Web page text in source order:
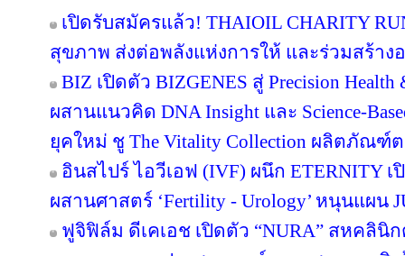
เปิดรับสมัครแล้ว! THAIOIL CHARITY
สุขภาพ ส่งต่อพลังแห่งการให้ และร่วมสร้าง
BIZ เปิดตัว BIZGENES สู่ Precision
ผสานแนวคิด DNA Insight และ Science-
ยุคใหม่ ชู The Vitality Collection ผลิตภัณ
อินสไปร์ ไอวีเอฟ (IVF) ผนึก ETERNITY เปิ
ผสานศาสตร์ ‘Fertility - Urology’ หนุนแผน
ฟูจิฟิล์ม ดีเคเอช เปิดตัว “NURA” สหคลิ